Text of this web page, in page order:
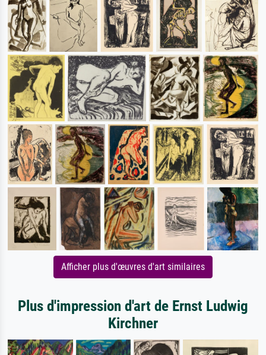
Afficher plus d'œuvres d'art similaires
Plus d'impression d'art de Ernst Ludwig
Kirchner